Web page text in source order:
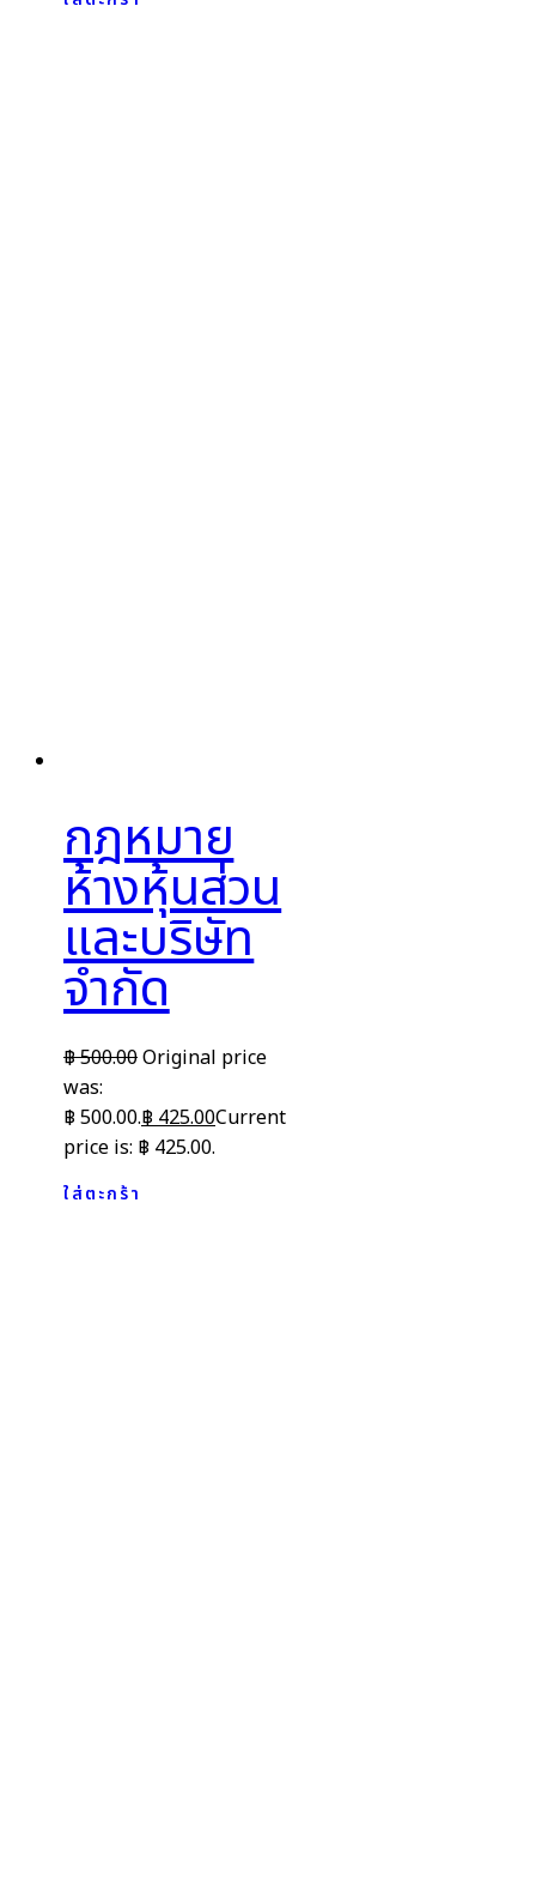
กฎหมาย
ห้างหุ้นส่วน
และบริษัท
จำกัด
฿500.00Original price
was:
฿ 500.00.฿425.00Current
price is: ฿ 425.00.
ใส่ตะกร้า